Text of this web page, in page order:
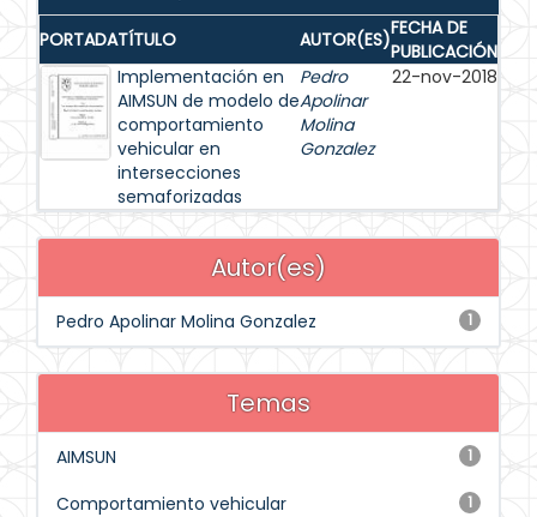
PORTADATÍTULO AUTOR(ES)FECHA DE
PUBLICACIÓN
Implementación en
AIMSUN de modelo de
comportamiento
vehicular en
intersecciones
semaforizadas
Pedro
Apolinar
Molina
Gonzalez
22-nov-2018
Autor(es)
1
Pedro Apolinar Molina Gonzalez
Temas
1
AIMSUN
1
Comportamiento vehicular